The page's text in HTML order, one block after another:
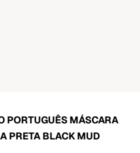
PORTUGUÊS MÁSCARA
PRETA BLACK MUD